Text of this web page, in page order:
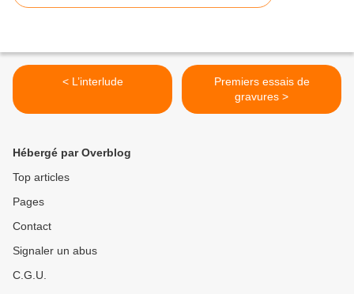
< L’interlude
Premiers essais de
gravures >
Hébergé par Overblog
Top articles
Pages
Contact
Signaler un abus
C.G.U.